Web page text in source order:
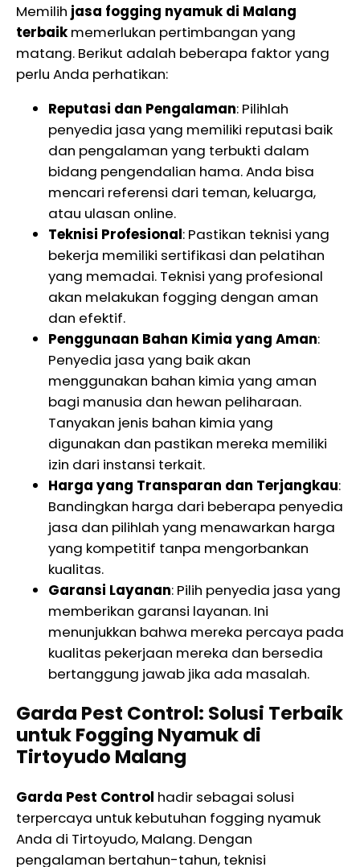
Memilih jasa fogging nyamuk di Malang
terbaik memerlukan pertimbangan yang
matang. Berikut adalah beberapa faktor yang
perlu Anda perhatikan:
Reputasi dan Pengalaman: Pilihlah
penyedia jasa yang memiliki reputasi baik
dan pengalaman yang terbukti dalam
bidang pengendalian hama. Anda bisa
mencari referensi dari teman, keluarga,
atau ulasan online.
Teknisi Profesional: Pastikan teknisi yang
bekerja memiliki sertifikasi dan pelatihan
yang memadai. Teknisi yang profesional
akan melakukan fogging dengan aman
dan efektif.
Penggunaan Bahan Kimia yang Aman:
Penyedia jasa yang baik akan
menggunakan bahan kimia yang aman
bagi manusia dan hewan peliharaan.
Tanyakan jenis bahan kimia yang
digunakan dan pastikan mereka memiliki
izin dari instansi terkait.
Harga yang Transparan dan Terjangkau:
Bandingkan harga dari beberapa penyedia
jasa dan pilihlah yang menawarkan harga
yang kompetitif tanpa mengorbankan
kualitas.
Garansi Layanan: Pilih penyedia jasa yang
memberikan garansi layanan. Ini
menunjukkan bahwa mereka percaya pada
kualitas pekerjaan mereka dan bersedia
bertanggung jawab jika ada masalah.
Garda Pest Control: Solusi Terbaik
untuk Fogging Nyamuk di
Tirtoyudo Malang
Garda Pest Control hadir sebagai solusi
terpercaya untuk kebutuhan fogging nyamuk
Anda di Tirtoyudo, Malang. Dengan
pengalaman bertahun-tahun, teknisi